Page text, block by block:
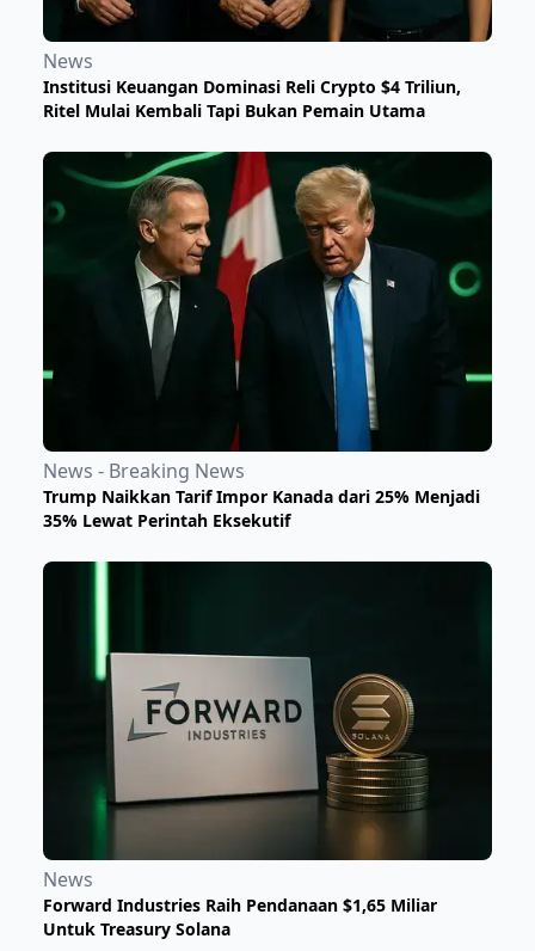
News
Institusi Keuangan Dominasi Reli Crypto $4 Triliun,
Ritel Mulai Kembali Tapi Bukan Pemain Utama
News - Breaking News
Trump Naikkan Tarif Impor Kanada dari 25% Menjadi
35% Lewat Perintah Eksekutif
News
Forward Industries Raih Pendanaan $1,65 Miliar
Untuk Treasury Solana